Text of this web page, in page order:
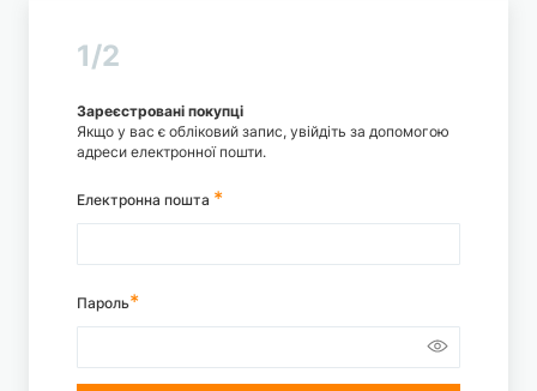
1/2
Зареєстровані покупці
Якщо у вас є обліковий запис, увійдіть за допомогою
адреси електронної пошти.
Електронна пошта
Пароль